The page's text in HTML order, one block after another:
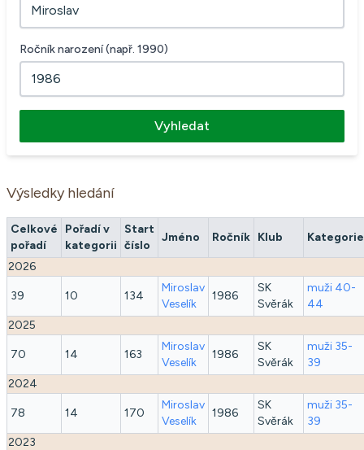
Ročník narození (např. 1990)
Vyhledat
Výsledky hledání
Celkové
pořadí
Pořadí v
kategorii
Start
číslo
Jméno Ročník Klub Kategorie
2026
39 10 134
Miroslav
Veselík
1986
SK
Svěrák
muži 40-
44
2025
70 14 163
Miroslav
Veselík
1986
SK
Svěrák
muži 35-
39
2024
78 14 170
Miroslav
Veselík
1986
SK
Svěrák
muži 35-
39
2023